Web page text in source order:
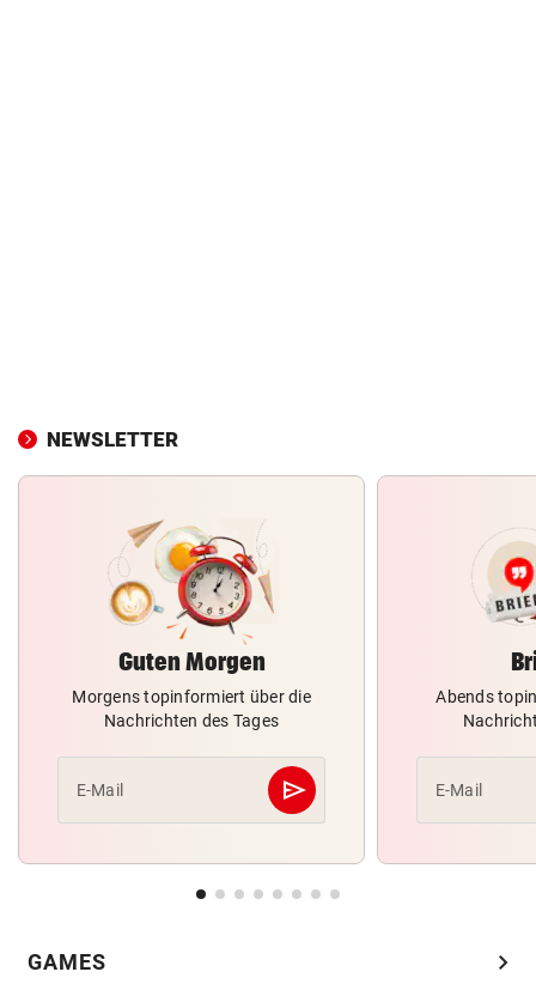
NEWSLETTER
Guten Morgen
Morgens topinformiert über die
Nachrichten des Tages
E-Mail send
Abschicken
Abends
E-Mail
GAMES chevron_right